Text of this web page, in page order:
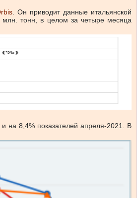
. Он приводит данные итальянской
млн. тонн, в целом за четыре месяца
на 8,4% показателей апреля-2021. В